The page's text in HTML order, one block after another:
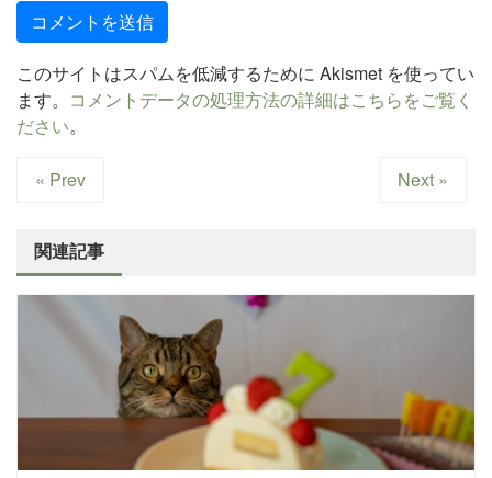
このサイトはスパムを低減するために Akismet を使ってい
ます。 コメントデータの処理方法の詳細はこちらをご覧く
ださい。
« Prev Next »
関連記事